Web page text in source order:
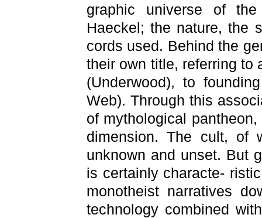
graphic universe of
Haeckel; the nature, the
cords used. Behind the
their own title, referring to
(Underwood), to
Web). Through this
of mythological
dimension. The cult, of
unknown and unset. But
is certainly characte-
monotheist narratives
technology combined